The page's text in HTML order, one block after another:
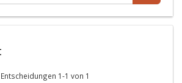
Entscheidungen 1-1 von 1